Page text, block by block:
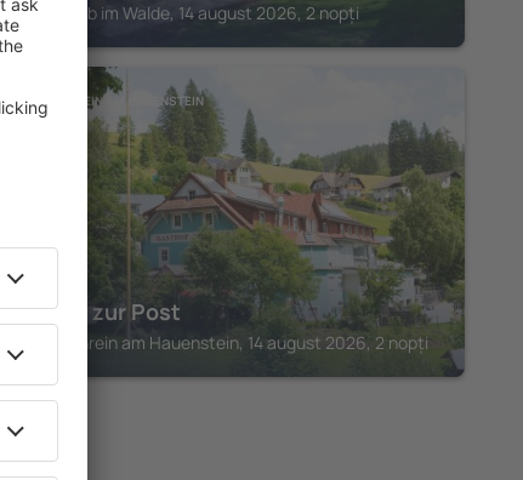
Sankt Jakob im Walde, 14 august 2026, 2 nopți
SANKT KATHREIN AM HAUENSTEIN
Gasthof zur Post
Sankt Kathrein am Hauenstein, 14 august 2026, 2 nopți